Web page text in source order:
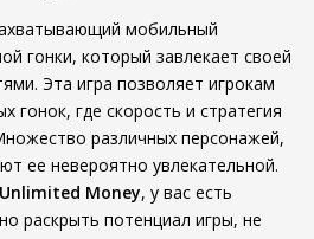
мобильный
гонки, который завлекает своей
Эта игра позволяет игрокам
гонок, где скорость и стратегия
различных персонажей,
ее невероятно увлекательной.
Money, у вас есть
раскрыть потенциал игры, не